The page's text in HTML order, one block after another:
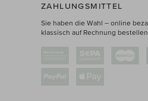
ZAHLUNGSMITTEL
Sie haben die Wahl – online
klassisch auf Rechnung